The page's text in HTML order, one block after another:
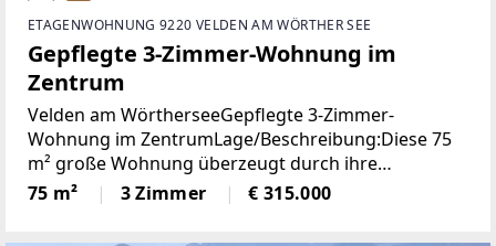
ETAGENWOHNUNG 9220 VELDEN AM WÖRTHER SEE
Gepflegte 3-Zimmer-Wohnung im
Zentrum
Velden am WörtherseeGepflegte 3-Zimmer-
Wohnung im ZentrumLage/Beschreibung:Diese 75
m² große Wohnung überzeugt durch ihre
durchdachte Raumaufteilung und ihre
ausgezeichnete Lage im Zentrum von Velden. Zwei
75 m² 3 Zimmer € 315.000